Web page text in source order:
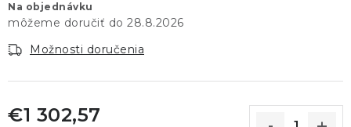
Na objednávku
28.8.2026
Možnosti doručenia
€1 302,57